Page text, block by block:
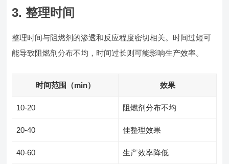
3. 整理时间
整理时间与阻燃剂的渗透和反应程度密切相关。时间过短可
能导致阻燃剂分布不均，时间过长则可能影响生产效率。
时间范围（min） 效果
10-20 阻燃剂分布不均
20-40 佳整理效果
40-60 生产效率降低